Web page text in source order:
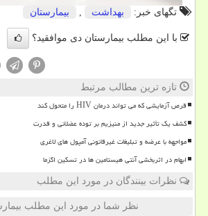
تگهای خبر: بهداشت بیمارستان
با این مطلب بیمارستان دی موافقید؟
تازه ترین مطالب مرتبط
قرص آزمایشی که می تواند درمان HIV را متحول کند
کشف یک تأثیر جدید از منیزیم بر توده عضلانی و قدرت
مواجهه با عرضه و تبلیغات غیرقانونی آمپول های لاغری
ابهام در اثربخشی آنتی هیستامین ها در تسکین اگزما
نظرات بینندگان در مورد این مطلب
نظر شما در مورد این مطلب